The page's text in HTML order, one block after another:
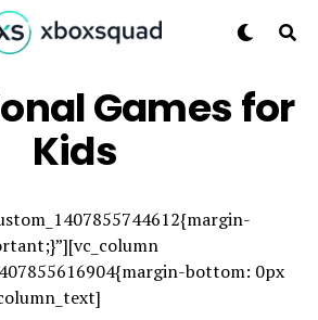
Games for
Kids
bottom: 0px